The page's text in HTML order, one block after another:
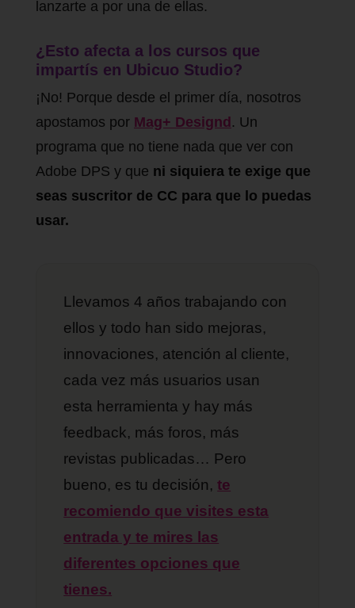
lanzarte a por una de ellas.
¿Esto afecta a los cursos que
impartís en Ubicuo Studio?
¡No! Porque desde el primer día, nosotros
apostamos por Mag+ Designd . Un
programa que no tiene nada que ver con
Adobe DPS y que ni siquiera te exige que
seas suscritor de CC para que lo puedas
usar.
Llevamos 4 años trabajando con
ellos y todo han sido mejoras,
innovaciones, atención al cliente,
cada vez más usuarios usan
esta herramienta y hay más
feedback, más foros, más
revistas publicadas… Pero
bueno, es tu decisión,te
recomiendo que visites esta
entrada y te mires las
diferentes opciones que
tienes.